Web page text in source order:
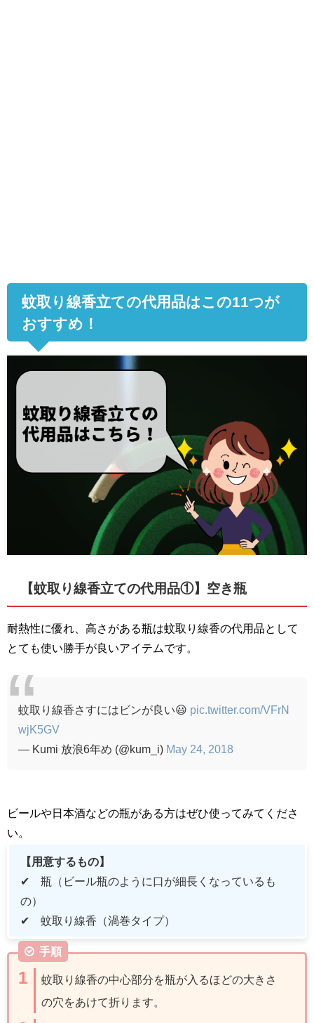
蚊取り線香立ての代用品はこの11つが
おすすめ！
【蚊取り線香立ての代用品①】空き瓶
耐熱性に優れ、高さがある瓶は蚊取り線香の代用品として
とても使い勝手が良いアイテムです。
蚊取り線香さすにはビンが良い😃 pic.twitter.com/VFrN
wjK5GV
— Kumi 放浪6年め (@kum_i) May 24, 2018
ビールや日本酒などの瓶がある方はぜひ使ってみてくださ
い。
【用意するもの】
✔ 瓶（ビール瓶のように口が細長くなっているも
の）
✔ 蚊取り線香（渦巻タイプ）
手順
蚊取り線香の中心部分を瓶が入るほどの大きさ
の穴をあけて折ります。